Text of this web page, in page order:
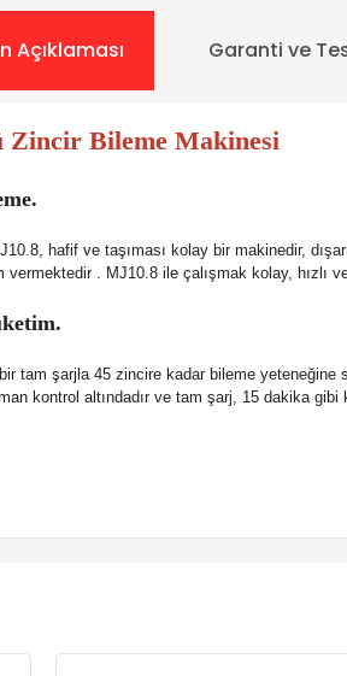
Açıklaması Garanti ve
Zincir Bileme Makinesi
hafif ve taşıması kolay bir makinedir,
. MJ10.8 ile çalışmak kolay, hızlı
tam şarjla 45 zincire kadar bileme yeteneğine
kontrol altındadır ve tam şarj, 15 dakika